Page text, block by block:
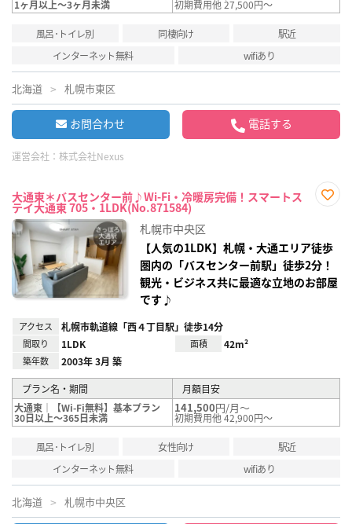
1ヶ月以上～3ヶ月未満 初期費用他 27,500円～
風呂･トイレ別 同棲向け
駅近
インターネット無料
wifiあり
北海道 札幌市東区
お問合わせ 電話する
運営会社： 株式会社Nexus
大通東＊バスセンター前♪Wi-Fi・冷暖房完備！スマートス
テイ大通東 705・1LDK(No.871584)
録
札幌市中央区
【人気の1LDK】札幌・大通エリア徒歩
圏内の「バスセンター前駅」徒歩2分！
観光・ビジネス共に最適な立地のお部屋
です♪
アクセス 札幌市軌道線「西４丁目駅」徒歩14分
間取り 1LDK 面積 42m²
築年数 2003年 3月 築
プラン名・期間
月額目安
大通東｜【Wi-Fi無料】基本プラン
30日以上～365日未満
141,500円/月～
初期費用他 42,900円～
風呂･トイレ別 女性向け
駅近
インターネット無料
wifiあり
北海道 札幌市中央区